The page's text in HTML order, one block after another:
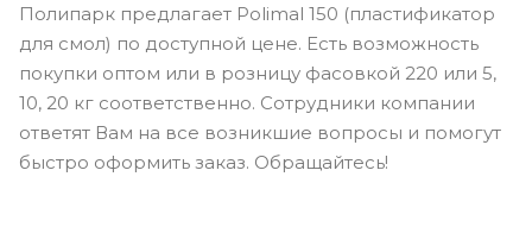
Полипарк предлагает Polimal 150 (пластификатор
для смол) по доступной цене. Есть возможность
покупки оптом или в розницу фасовкой 220 или 5,
10, 20 кг соответственно. Сотрудники компании
ответят Вам на все возникшие вопросы и помогут
быстро оформить заказ. Обращайтесь!